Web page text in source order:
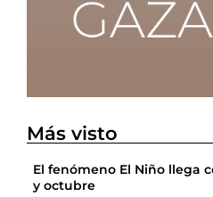
Más visto
El fenómeno El Niño llega
y octubre